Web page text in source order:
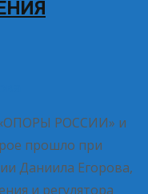
«ОПОРЫ РОССИИ» и
прошло при
Даниила Егорова,
и регулятора